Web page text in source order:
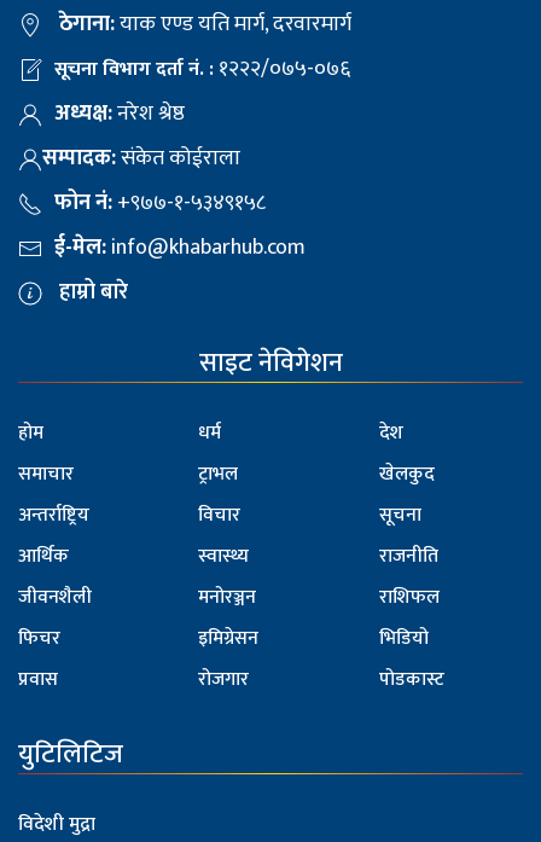
ठेगाना:याक एण्ड यति मार्ग, दरवारमार्ग
सूचना विभाग दर्ता नं. :१२२२/०७५-०७६
अध्यक्ष:नरेश श्रेष्ठ
सम्पादक:संकेत कोईराला
फोन नं:+९७७-१-५३४९१५८
ई-मेल:info@khabarhub.com
हाम्रो बारे
साइट नेविगेशन
होम
समाचार
अन्तर्राष्ट्रिय
आर्थिक
जीवनशैली
फिचर
प्रवास
धर्म
ट्राभल
विचार
स्वास्थ्य
मनोरञ्जन
इमिग्रेसन
रोजगार
देश
खेलकुद
सूचना
राजनीति
राशिफल
भिडियो
पोडकास्ट
युटिलिटिज
विदेशी मुद्रा